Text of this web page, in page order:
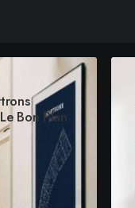
Bon Plan